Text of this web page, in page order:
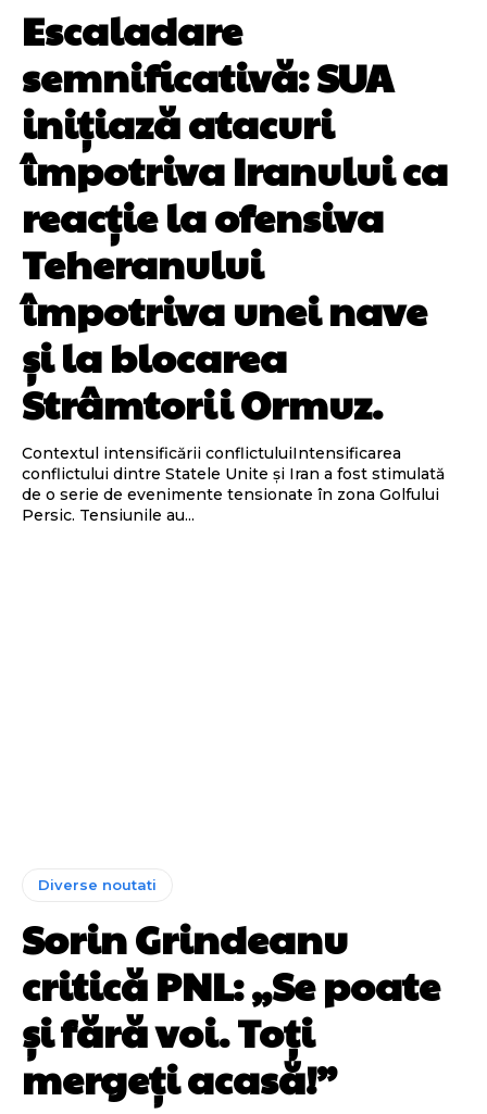
Escaladare
semnificativă: SUA
inițiază atacuri
împotriva Iranului ca
reacție la ofensiva
Teheranului
împotriva unei nave
și la blocarea
Strâmtorii Ormuz.
Contextul intensificării conflictuluiIntensificarea
conflictului dintre Statele Unite și Iran a fost stimulată
de o serie de evenimente tensionate în zona Golfului
Persic. Tensiunile au...
Diverse noutati
Sorin Grindeanu
critică PNL: „Se poate
și fără voi. Toți
mergeți acasă!”